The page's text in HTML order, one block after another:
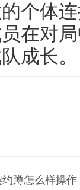
个体
在对
成长。
约蹲怎么样操作